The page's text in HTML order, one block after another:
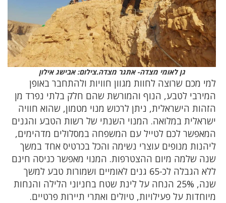
גן לאומי מצדה- אתגר מצדה.צילום: אבישג אילון
למי מכם שרוצה לחוות מגוון חוויות ולהתחבר באופן
המירבי לטבע, הנוף והמורשת שהם חלק בלתי נפרד מן
הזהות הישראלית, ניתן לרכוש מנוי מטמון, שהוא חוויה
ישראלית במלואה. המנוי השנתי של רשות הטבע והגנים
המאפשר לכם לטייל עם המשפחה במסלולים מדהימים,
ליהנות מנופים עוצרי נשימה והכל בכרטיס אחד במשך
שנה שלמה מיום ההצטרפות. המנוי מאפשר כניסה חינם
ללא הגבלה לכ-65 גנים לאומיים ושמורות טבע למשך
שנה, 25% הנחה על לינת שטח בחניוני הלילה והנחות
מיוחדות על פעילויות, טיולים ואתרי תיירות פרטיים.